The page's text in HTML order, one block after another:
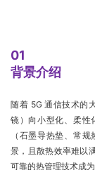
01
背景介绍
随着 5G 通信技术的
镜）向小型化、柔性
（石墨导热垫、常
景，且散热效率难以
可靠的热管理技术成为